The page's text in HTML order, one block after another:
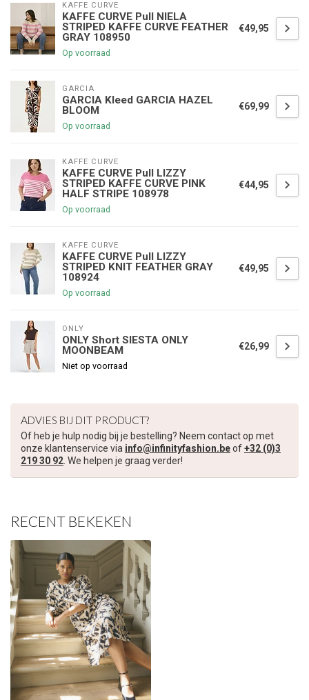
KAFFE CURVE
KAFFE CURVE Pull NIELA
STRIPED KAFFE CURVE FEATHER
GRAY 108950
Op voorraad
€49,95
GARCIA
GARCIA Kleed GARCIA HAZEL
BLOOM
Op voorraad
€69,99
KAFFE CURVE
KAFFE CURVE Pull LIZZY
STRIPED KAFFE CURVE PINK
HALF STRIPE 108978
Op voorraad
€44,95
KAFFE CURVE
KAFFE CURVE Pull LIZZY
STRIPED KNIT FEATHER GRAY
108924
Op voorraad
€49,95
ONLY
ONLY Short SIESTA ONLY
MOONBEAM
Niet op voorraad
€26,99
ADVIES BIJ DIT PRODUCT?
Of heb je hulp nodig bij je bestelling? Neem contact op met
onze klantenservice via info@infinityfashion.beof+32 (0)3
219 30 92. We helpen je graag verder!
RECENT BEKEKEN
€5,00 korting op je volgende bestelling
volgende aankoop! 😀
Je korting is geldig bij een minimale bestelwaarde van €45,00